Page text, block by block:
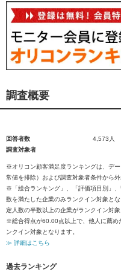
調査概要
回答者数
4,573人
調査対象者
※オリコン顧客満足度ランキングは、デ
常値を排除）および調査対象者条件から
※「総合ランキング」、「評価項目別」
数を満たした企業のみランクイン対象と
定人数の半数以上の企業がランクイン対象
※総合得点が60.00点以上で、他人に薦め
ンクイン対象となります。
≫ 詳細はこちら
過去ランキング